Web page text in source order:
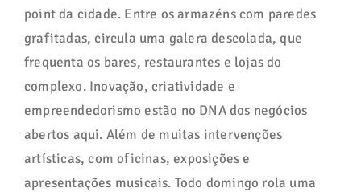
point da cidade. Entre os armazéns com paredes
grafitadas, circula uma galera descolada, que
frequenta os bares, restaurantes e lojas do
complexo. Inovação, criatividade e
empreendedorismo estão no DNA dos negócios
abertos aqui. Além de muitas intervenções
artísticas, com oficinas, exposições e
apresentações musicais. Todo domingo rola uma